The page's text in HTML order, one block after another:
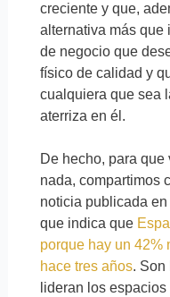
creciente y que,
alternativa más que
de negocio que
físico de calidad y
cualquiera que sea
aterriza en él.
De hecho, para
nada, compartimos
noticia publicada
que indica que
porque hay un 42%
hace tres años. Son
lideran los